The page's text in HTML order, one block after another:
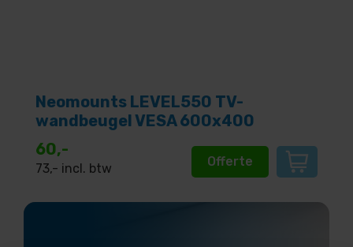
Neomounts LEVEL550 TV-
wandbeugel VESA 600x400
60,-
73,- incl. btw Offerte